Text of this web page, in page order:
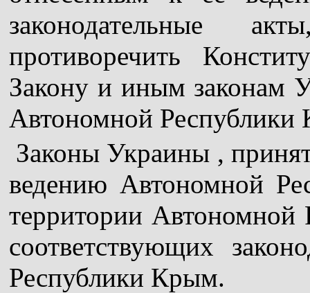
законодательные
противоречить
Закону и иным законам
Автономной
Законы Украины ,
ведению Автономной
территории
соответствующих
Республики Крым.